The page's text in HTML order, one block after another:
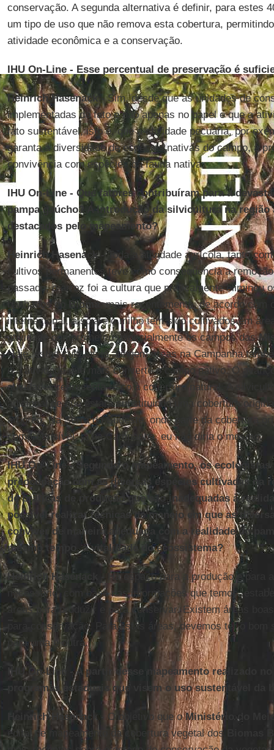
conservação. A segunda alternativa é definir, para estes
um tipo de uso que não remova esta cobertura,
atividade econômica e a conservação.
IHU On-Line - Esse percentual de preservação é
Heinrich Hasenack - Sim, desde que as unidades de
implementadas de fato e não apenas no papel e que a
fato sustentável, isto é, que a atividade pecuária, por
garanta a diversidade de espécies nativas do campo, a
convivência com espécies da fauna nativa.
IHU On-Line - Que fatores contribuíram para a
pampa gaúcho? A introdução da silvicultura na região
destacados pelo mapeamento?
Heinrich Hasenack - Toda a atividade agrícola, tanto
cultivos permanentes teve como conseqüência a
passado, o arroz foi a cultura que praticamente eliminou
banhados do
Bioma, mais recentemente, de acordo com
internacional, a soja e o milho têm sido cultivados em
atividade comprometeu especialmente os campos das
Hoje, estes cultivos já atingem áreas na Campanha
é a atividade que mais converte o campo nativo. O
atividades representa risco à cobertura natural. A
adicional de que estará substituindo uma cobertura
arbóreo. Na Serra do Sudeste, onde parte da cobertura
compreensível, já na Campanha, eu não diria o mesmo.
IHU On-Line - Segundo o mapeamento, os
preocupação com as diversas espécies cultivadas na
de práticas de produção que são inadequadas à
possível realizar técnicas de manejo em que as
conviver de maneira adequada com a realidade do
mesmo tempo, a vitalidade do ecossistema?
Heinrich Hasenack -
Há espaço para a produção e para
necessário, com base nas informações que temos,
áreas para produzir e para conservar. Existem áreas
para conservação. Para estas áreas, devemos ter o
para uma e outra.
IHU On-Line - A partir desse mapeamento realizado
programas estaduais que visem o uso sustentável da
Heinrich Hasenack - O objetivo que oMinistério do
edital de mapeamento da cobertura vegetal dos